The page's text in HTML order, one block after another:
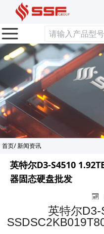
首页/新闻资讯
英特尔D3-S4510
器固态硬盘批发
英特尔D3-